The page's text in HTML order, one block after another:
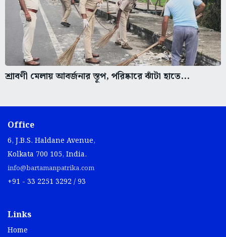
শ্রাবণী মেলায় আবর্জনার স্তূপ, পরিষ্কারে ঝাঁটা হাতে...
Office
6, J.B.S. Haldane Avenue,
Kolkata 700 105, India.
info@bartamanpatrika.com
+91 - 33 2251 3292 / 93
Links
Home